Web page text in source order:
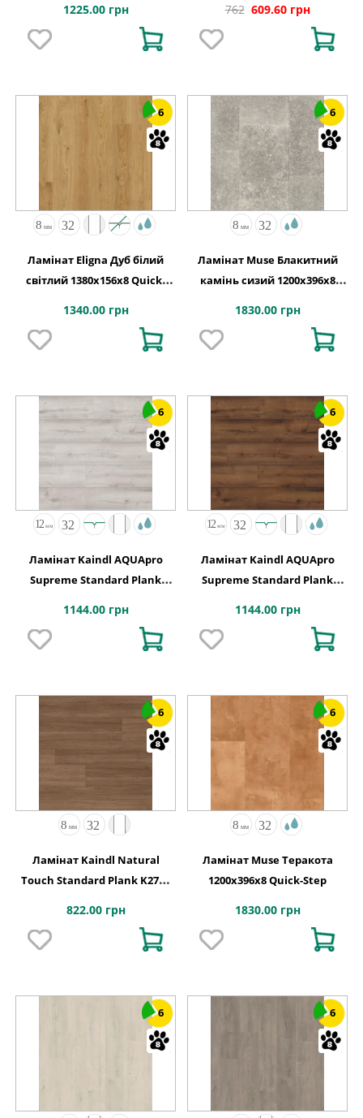
1225.00 грн 762 609.60 грн
6
Ламінат Eligna Дуб білий
світлий 1380х156x8 Quick-
1340.00 грн
6
Ламінат Muse Блакитний
камінь сизий 1200х396x8
1830.00 грн
6
Ламінат Kaindl AQUApro
Supreme Standard Plank
1144.00 грн
6
Ламінат Kaindl AQUApro
Supreme Standard Plank
1144.00 грн
6
Ламінат Kaindl Natural
Touch Standard Plank K2753
822.00 грн
6
Ламінат Muse Теракота
1200х396x8 Quick-Step
1830.00 грн
6 6